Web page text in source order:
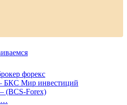
форекс
БКС Мир инвестиций
(BCS-Forex)